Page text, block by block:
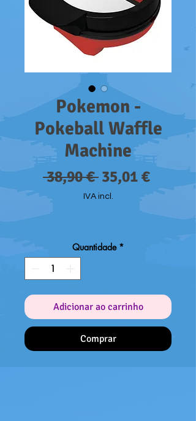
Pokemon -
Pokeball Waffle
Machine
38,90 € Preço
normal
35,01 €Preço
IVA incl.
Quantidade *
Adicionar ao carrinho
Comprar